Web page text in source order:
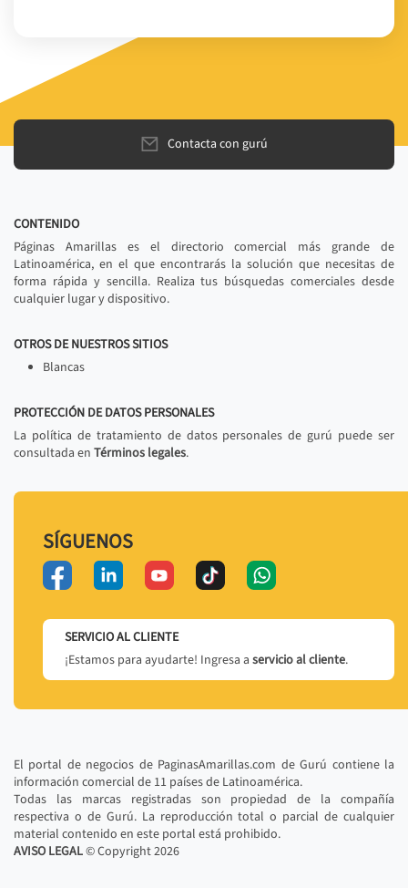
Contacta con gurú
CONTENIDO
Páginas Amarillas es el directorio comercial más grande de
Latinoamérica, en el que encontrarás la solución que necesitas de
forma rápida y sencilla. Realiza tus búsquedas comerciales desde
cualquier lugar y dispositivo.
OTROS DE NUESTROS SITIOS
Blancas
PROTECCIÓN DE DATOS PERSONALES
La política de tratamiento de datos personales de gurú puede ser
consultada en Términos legales.
SÍGUENOS
SERVICIO AL CLIENTE
¡Estamos para ayudarte! Ingresa a servicio al cliente.
El portal de negocios de PaginasAmarillas.com de Gurú contiene la
información comercial de 11 países de Latinoamérica.
Todas las marcas registradas son propiedad de la compañía
respectiva o de Gurú. La reproducción total o parcial de cualquier
material contenido en este portal está prohibido.
AVISO LEGAL© Copyright2026